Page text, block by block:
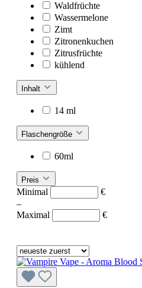
Waldfrüchte
Wassermelone
Zimt
Zitronenkuchen
Zitrusfrüchte
kühlend
Inhalt
14 ml
Flaschengröße
60ml
Preis
Minimal
€
–
Maximal
€